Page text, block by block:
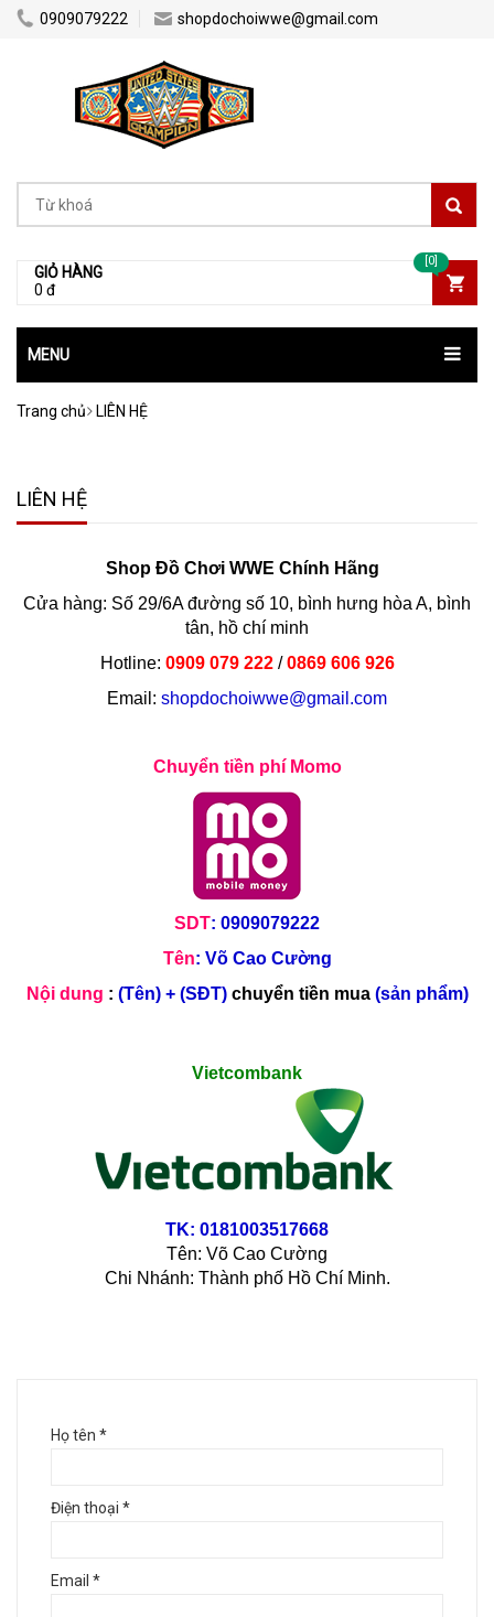
0909079222 shopdochoiwwe@gmail.com
GIỎ HÀNG
0 đ
[0]
MENU
Trang chủ LIÊN HỆ
LIÊN HỆ
Shop Đồ Chơi WWE Chính Hãng
Cửa hàng: Số 29/6A đường số 10, bình hưng hòa A, bình
tân, hồ chí minh
Hotline: 0909 079 222 / 0869 606 926
Email: shopdochoiwwe@gmail.com
Chuyển tiền phí Momo
SDT: 0909079222
Tên: Võ Cao Cường
Nội dung : (Tên) + (SĐT) chuyển tiền mua(sản phẩm)
Vietcombank
TK: 0181003517668
Tên: Võ Cao Cường
Chi Nhánh: Thành phố Hồ Chí Minh.
Họ tên *
Điện thoại *
Email *